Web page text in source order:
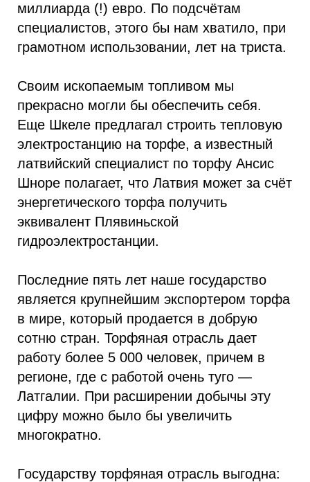
миллиарда (!) евро. По подсчётам
специалистов, этого бы нам хватило, при
грамотном использовании, лет на триста.
Своим ископаемым топливом мы
прекрасно могли бы обеспечить себя.
Еще Шкеле предлагал строить тепловую
электростанцию на торфе, а известный
латвийский специалист по торфу Ансис
Шноре полагает, что Латвия может за счёт
энергетического торфа получить
эквивалент Плявиньской
гидроэлектростанции.
Последние пять лет наше государство
является крупнейшим экспортером торфа
в мире, который продается в добрую
сотню стран. Торфяная отрасль дает
работу более 5 000 человек, причем в
регионе, где с работой очень туго —
Латгалии. При расширении добычы эту
цифру можно было бы увеличить
многократно.
Государству торфяная отрасль выгодна: